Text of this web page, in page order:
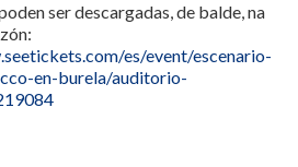
ser descargadas, de balde, na
es/event/escenario-
en-burela/auditorio-